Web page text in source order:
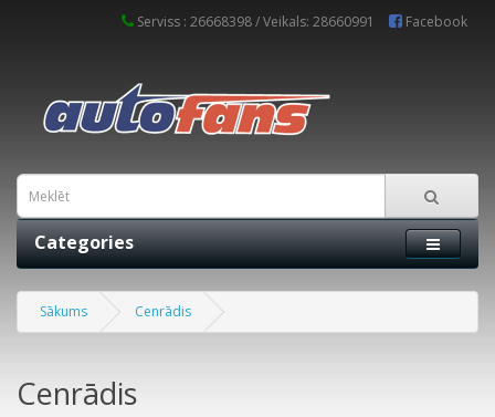
Serviss : 26668398 / Veikals: 28660991 Facebook
Categories
Sākums Cenrādis
Cenrādis